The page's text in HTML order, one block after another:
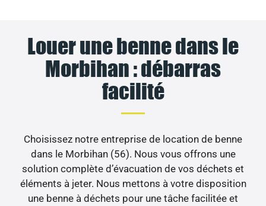
Louer une benne dans le
Morbihan : débarras
facilité
Choisissez notre entreprise de location de benne
dans le Morbihan (56). Nous vous offrons une
solution complète d’évacuation de vos déchets et
éléments à jeter. Nous mettons à votre disposition
une benne à déchets pour une tâche facilitée et